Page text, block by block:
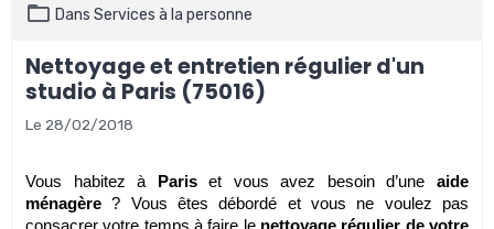
Dans Services à la personne
Nettoyage et entretien régulier d'un
studio à Paris (75016)
Le 28/02/2018
Vous habitez à Pariset vous avez besoin d’uneaide
ménagère ? Vous êtes débordé et vous ne voulez pas